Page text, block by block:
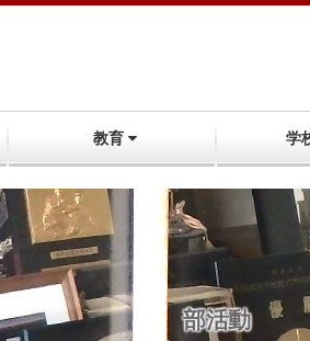
教育 学
部活動